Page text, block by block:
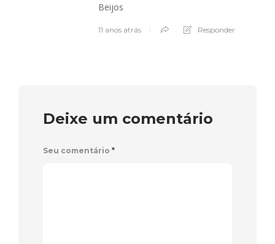
Beijos
11 anos atrás Responder
Deixe um comentário
Seu comentário *